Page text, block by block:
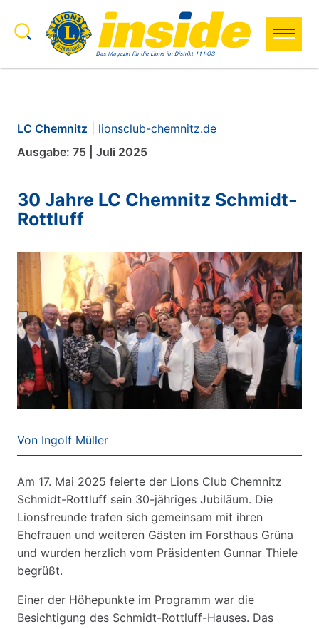
Zum Inhalt springen
Search to:
Search
LC Chemnitz
lionsclub-chemnitz.de
Ausgabe: 75 | Juli 2025
30 Jahre LC Chemnitz Schmidt-
Rottluff
Von Ingolf Müller
Am 17. Mai 2025 feierte der Lions Club Chemnitz
Schmidt-Rottluff sein 30-jähriges Jubiläum. Die
Lionsfreunde trafen sich gemeinsam mit ihren
Ehefrauen und weiteren Gästen im Forsthaus Grüna
und wurden herzlich vom Präsidenten Gunnar Thiele
begrüßt.
Einer der Höhepunkte im Programm war die
Besichtigung des Schmidt-Rottluff-Hauses. Das